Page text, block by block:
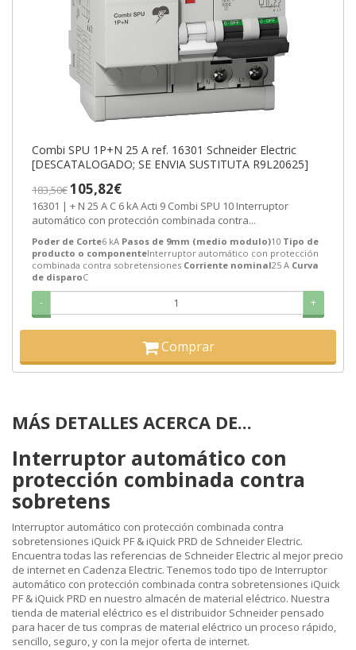
Combi SPU 1P+N 25 A ref. 16301 Schneider Electric
[DESCATALOGADO; SE ENVIA SUSTITUTA R9L20625]
183,50€105,82€
16301 | + N 25 A C 6 kA Acti 9 Combi SPU 10 Interruptor
automático con protección combinada contra...
Poder de Corte6 kA Pasos de 9mm (medio modulo)10 Tipo de
producto o componenteInterruptor automático con protección
combinada contra sobretensiones Corriente nominal25 A Curva
de disparoC
- +
Comprar
MÁS DETALLES ACERCA DE...
Interruptor automático con
protección combinada contra
sobretens
Interruptor automático con protección combinada contra
sobretensiones iQuick PF & iQuick PRD de Schneider Electric.
Encuentra todas las referencias de Schneider Electric al mejor precio
de internet en Cadenza Electric. Tenemos todo tipo de Interruptor
automático con protección combinada contra sobretensiones iQuick
PF & iQuick PRD en nuestro almacén de material eléctrico. Nuestra
tienda de material eléctrico es el distribuidor Schneider pensado
para hacer de tus compras de material eléctrico un proceso rápido,
sencillo, seguro, y con la mejor oferta de internet.